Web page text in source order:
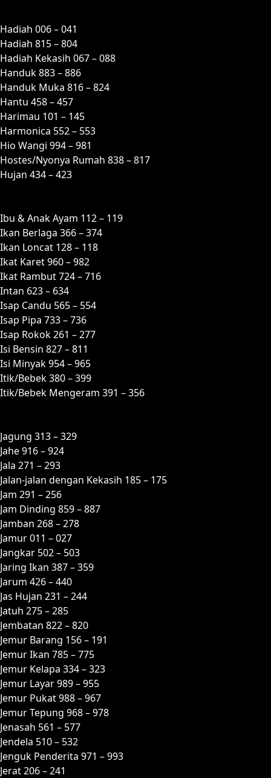
Hadiah 006 – 041
Hadiah 815 – 804
Hadiah Kekasih 067 – 088
Handuk 883 – 886
Handuk Muka 816 – 824
Hantu 458 – 457
Harimau 101 – 145
Harmonica 552 – 553
Hio Wangi 994 – 981
Hostes/Nyonya Rumah 838 – 817
Hujan 434 – 423
Ibu & Anak Ayam 112 – 119
Ikan Berlaga 366 – 374
Ikan Loncat 128 – 118
Ikat Karet 960 – 982
Ikat Rambut 724 – 716
Intan 623 – 634
Isap Candu 565 – 554
Isap Pipa 733 – 736
Isap Rokok 261 – 277
Isi Bensin 827 – 811
Isi Minyak 954 – 965
Itik/Bebek 380 – 399
Itik/Bebek Mengeram 391 – 356
Jagung 313 – 329
Jahe 916 – 924
Jala 271 – 293
Jalan-jalan dengan Kekasih 185 – 175
Jam 291 – 256
Jam Dinding 859 – 887
Jamban 268 – 278
Jamur 011 – 027
Jangkar 502 – 503
Jaring Ikan 387 – 359
Jarum 426 – 440
Jas Hujan 231 – 244
Jatuh 275 – 285
Jembatan 822 – 820
Jemur Barang 156 – 191
Jemur Ikan 785 – 775
Jemur Kelapa 334 – 323
Jemur Layar 989 – 955
Jemur Pukat 988 – 967
Jemur Tepung 968 – 978
Jenasah 561 – 577
Jendela 510 – 532
Jenguk Penderita 971 – 993
Jerat 206 – 241